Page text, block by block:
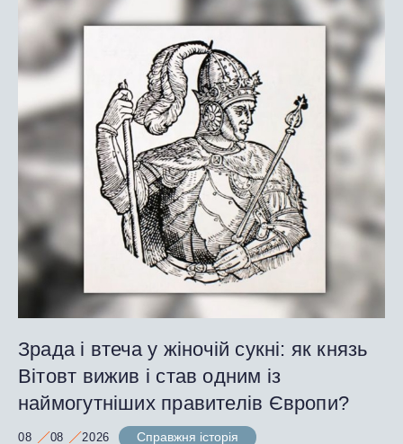
Зрада і втеча у жіночій сукні: як князь
Вітовт вижив і став одним із
наймогутніших правителів Європи?
08 08 2026 Справжня історія